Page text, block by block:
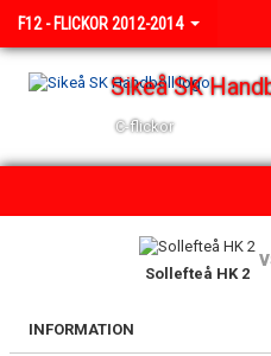
F12 - FLICKOR 2012-2014
Sikeå SK
C-flickor
KALENDER
Sollefteå HK 2
INFORMATION